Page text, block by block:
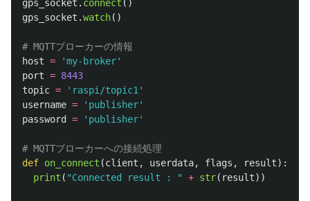
gps_socket . connect ()
gps_socket .watch()
host = 'my-broker'
port = 8443
topic = ' raspi/topic1 '
username = ' publisher'
password
= ' publisher'
def on_connect (client , userdata, flags , result):
print ( "Connected result : " + str( result))